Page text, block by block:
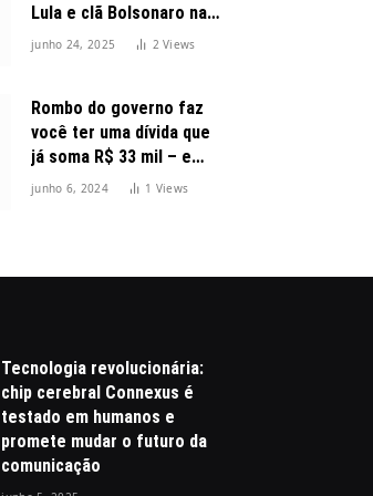
Lula e clã Bolsonaro na
disputa presidencial
junho 24, 2025 2Views
Rombo do governo faz
você ter uma dívida que
já soma R$ 33 mil – e
cresceu 300%
junho 6, 2024 1 Views
Tecnologia revolucionária:
chip cerebral Connexus é
testado em humanos e
promete mudar o futuro da
comunicação